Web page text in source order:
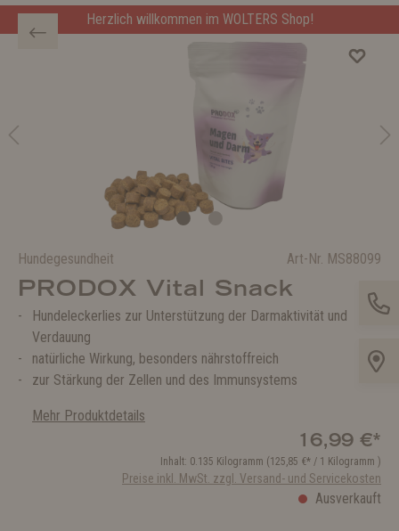
Herzlich willkommen im WOLTERS Shop!
Hundegesundheit Art-Nr. MS88099
PRODOX Vital Snack
Hundeleckerlies zur Unterstützung der Darmaktivität und
Verdauung
natürliche Wirkung, besonders nährstoffreich
zur Stärkung der Zellen und des Immunsystems
Mehr Produktdetails
16,99 €*
Inhalt: 0.135 Kilogramm (125,85 €* / 1 Kilogramm )
Preise inkl. MwSt. zzgl. Versand- und Servicekosten
Ausverkauft